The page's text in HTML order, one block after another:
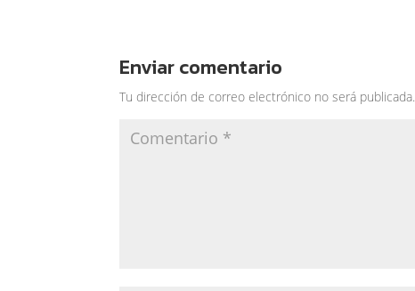
Enviar comentario
Tu dirección de correo electrónico no será publicada.